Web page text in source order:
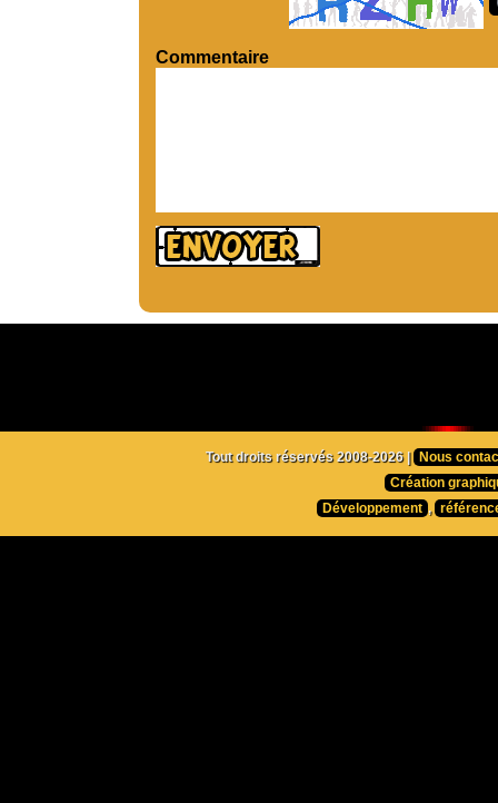
Commentaire
Tout droits réservés 2008-2026 |
Nous
Création
Développement ,